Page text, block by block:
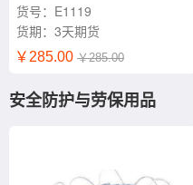
货号：E1119
货期：3天期货
￥285.00 ￥285.00
安全防护与劳保用品